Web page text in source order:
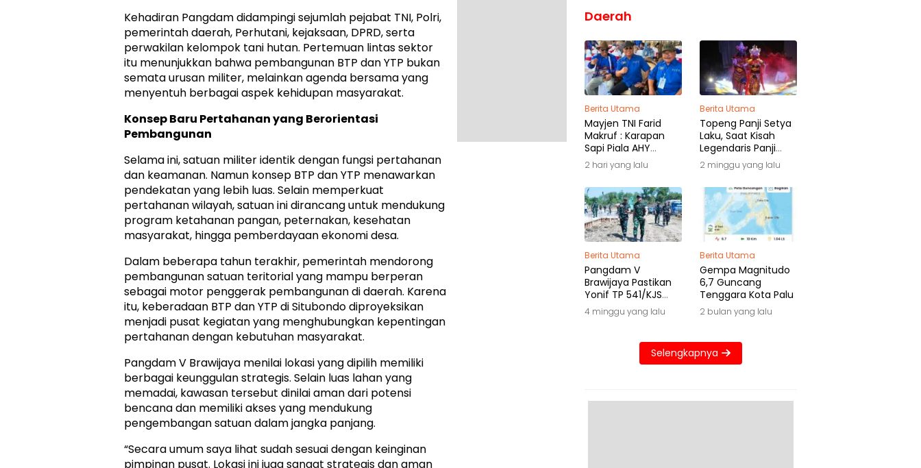
Kehadiran Pangdam didampingi sejumlah pejabat TNI, Polri,
pemerintah daerah, Perhutani, kejaksaan, DPRD, serta
perwakilan kelompok tani hutan. Pertemuan lintas sektor
itu menunjukkan bahwa pembangunan BTP dan YTP bukan
semata urusan militer, melainkan agenda bersama yang
menyentuh berbagai aspek kehidupan masyarakat.
Konsep Baru Pertahanan yang Berorientasi
Pembangunan
Selama ini, satuan militer identik dengan fungsi pertahanan
dan keamanan. Namun konsep BTP dan YTP menawarkan
pendekatan yang lebih luas. Selain memperkuat
pertahanan wilayah, satuan ini dirancang untuk mendukung
program ketahanan pangan, peternakan, kesehatan
masyarakat, hingga pemberdayaan ekonomi desa.
Dalam beberapa tahun terakhir, pemerintah mendorong
pembangunan satuan teritorial yang mampu berperan
sebagai motor penggerak pembangunan di daerah. Karena
itu, keberadaan BTP dan YTP di Situbondo diproyeksikan
menjadi pusat kegiatan yang menghubungkan kepentingan
pertahanan dengan kebutuhan masyarakat.
Pangdam V Brawijaya menilai lokasi yang dipilih memiliki
berbagai keunggulan strategis. Selain luas lahan yang
memadai, kawasan tersebut dinilai aman dari potensi
bencana dan memiliki akses yang mendukung
pengembangan satuan dalam jangka panjang.
“Secara umum saya lihat sudah sesuai dengan keinginan
pimpinan pusat. Lokasi ini juga sangat strategis dan aman
Daerah
Berita Utama
Mayjen TNI Farid
Makruf : Karapan
Sapi Piala AHY
Menjaga Warisan
Madura
2 hari yang lalu
Berita Utama
Topeng Panji Setya
Laku, Saat Kisah
Legendaris Panji
Kembali Menyapa
Malang
2 minggu yang lalu
Berita Utama
Pangdam V
Brawijaya Pastikan
Yonif TP 541/KJS
Tepat Waktu
4 minggu yang lalu
Berita Utama
Gempa Magnitudo
6,7 Guncang
Tenggara Kota Palu
2 bulan yang lalu
Selengkapnya